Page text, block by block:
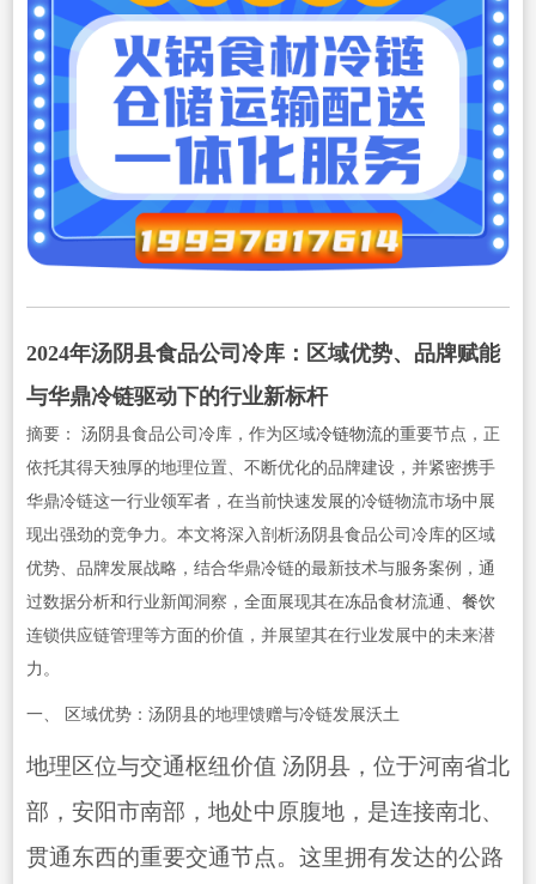
2024年汤阴县食品公司 冷库：区域优势、品牌赋能
与华鼎冷链驱动下的行业新标杆
摘要： 汤阴县食品公司冷库，作为区域冷链物流的重要节点，正
依托其得天独厚的地理位置、不断优化的品牌建设，并紧密携手
华鼎冷链这一行业领军者，在当前快速发展的冷链物流市场中展
现出强劲的竞争力。本文将深入剖析汤阴县食品公司冷库的区域
优势、品牌发展战略，结合华鼎冷链的最新技术与服务案例，通
过数据分析和行业新闻洞察，全面展现其在冻品食材流通、 餐饮
连锁供应链管理等方面的价值，并展望其在行业发展中的未来潜
力。
一、 区域优势：汤阴县的地理馈赠与冷链发展沃土
地理区位与交通枢纽价值 汤阴县，位于河南省北
部，安阳市南部，地处中原腹地，是连接南北、
贯通东西的重要交通节点。这里拥有发达的公路